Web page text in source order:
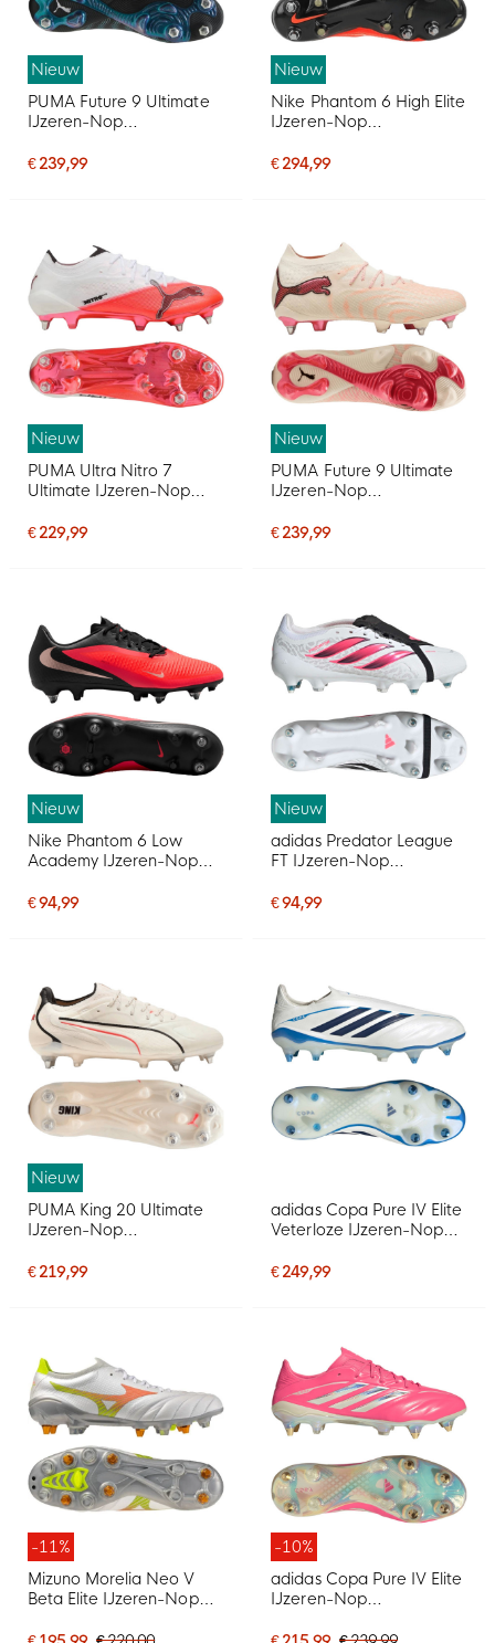
Nieuw
PUMA Future 9 Ultimate
IJzeren-Nop
Zwart Intense Mint Wit
€ 239,99
Nieuw
Nike Phantom 6 High Elite
IJzeren-Nop
Zwart Felrood Goud
€ 294,99
Nieuw
PUMA Ultra Nitro 7
Ultimate IJzeren-Nop
Wit Felrood Zwart
€ 229,99
Nieuw
PUMA Future 9 Ultimate
IJzeren-Nop
Gebroken Wit Zwart
€ 239,99
Nieuw
Nike Phantom 6 Low
Academy IJzeren-Nop
Anti-Clog Zwart Felrood
€ 94,99
Nieuw
adidas Predator League
FT IJzeren-Nop
Wit Zwart Roze
€ 94,99
Nieuw
PUMA King 20 Ultimate
IJzeren-Nop
Gebroken Wit Zwart
€ 219,99
adidas Copa Pure IV Elite
Veterloze IJzeren-Nop
Wit Blauw Donkerblauw
€ 249,99
-11%
Mizuno Morelia Neo V
Beta Elite IJzeren-Nop
Wit Oranje Limoen
-10%
adidas Copa Pure IV Elite
IJzeren-Nop
Felroze Zilver Wit